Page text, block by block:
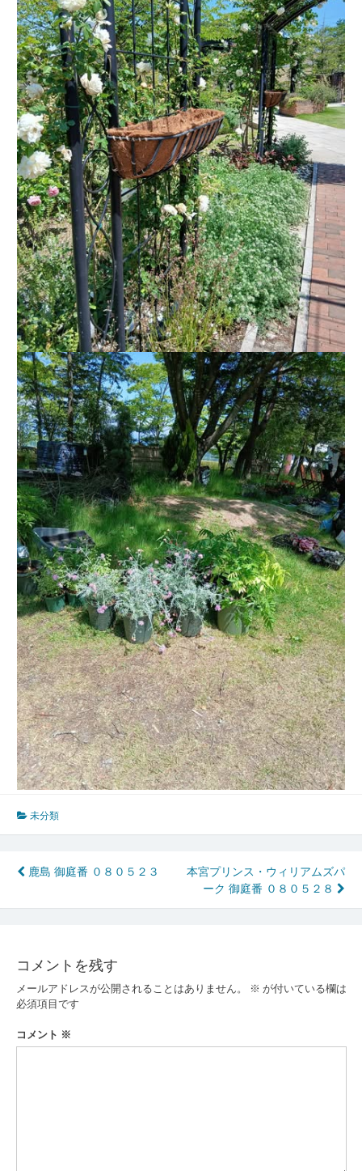
未分類
投
稿
ビ
ゲ
ー
シ
鹿島 御庭番 ０８０５２３
本宮プリンス・ウィリアムズパ
ーク 御庭番 ０８０５２８
コメントを残す
メールアドレスが公開されることはありません。 ※ が付いている欄は
必須項目です
コメント ※